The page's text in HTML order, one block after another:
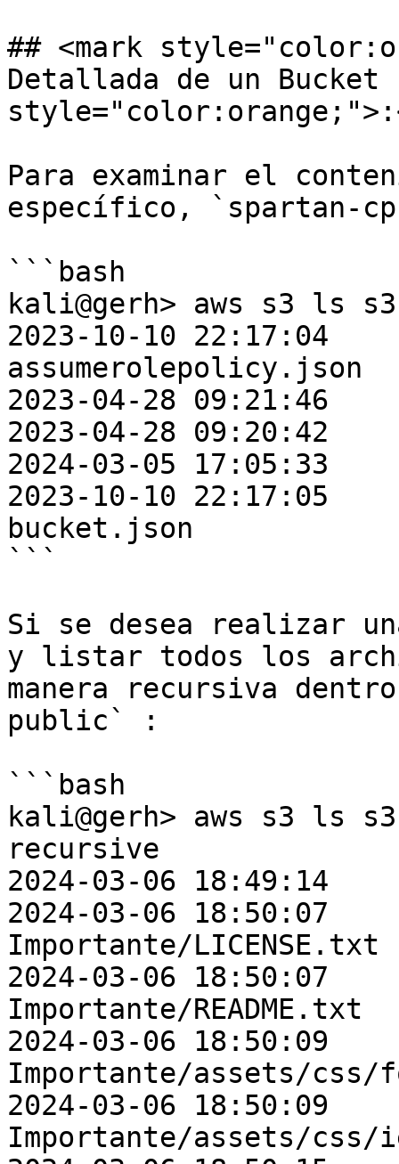
## <mark
Detallada de un Bucket
Para examinar el
específico, `spartan-
```bash
kali@gerh> aws s3 ls
2023-10-10 22:17:04
assumerolepolicy.json
2023-04-28 09:21:46
2023-04-28 09:20:42
2024-03-05 17:05:33
2023-10-10 22:17:05
bucket.json
```
Si se desea realizar
y listar todos los
manera recursiva
public` :
```bash
kali@gerh> aws s3 ls
recursive
2024-03-06 18:49:14
2024-03-06 18:50:07
Importante/LICENSE.txt
2024-03-06 18:50:07
Importante/README.txt
2024-03-06 18:50:09
Importante/assets/css/
2024-03-06 18:50:09
Importante/assets/css/